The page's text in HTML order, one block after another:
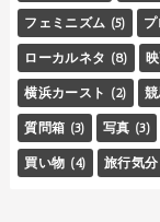
フェミニズム (5)
ローカルネタ (8)
横浜カースト (2)
質問箱 (3) 写真 (3)
買い物 (4) 旅行気分